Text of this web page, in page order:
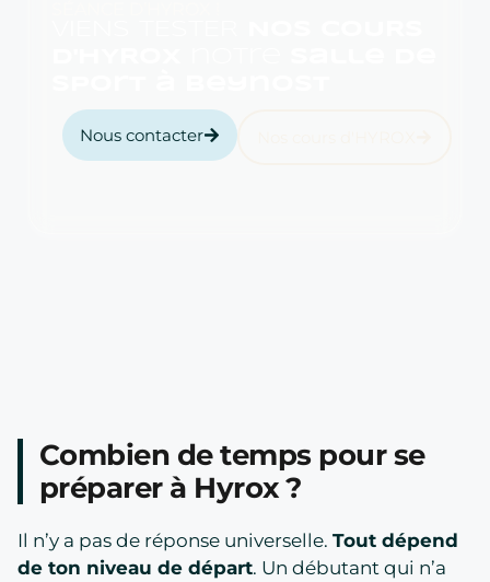
Nous contacter
Combien de temps pour se
préparer à Hyrox ?
Il n’y a pas de réponse universelle. Tout dépend
de ton niveau de départ. Un débutant qui n’a